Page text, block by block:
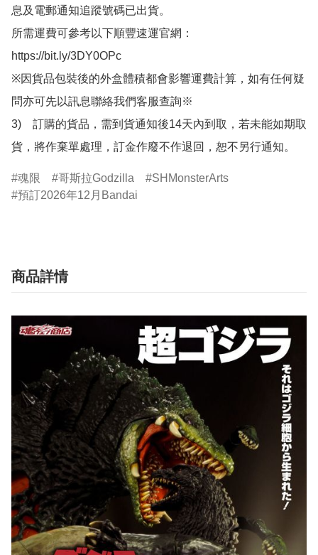
息及電郵通知追蹤號碼已出貨。
所需運費可參考以下順豐速運官網：
https://bit.ly/3DY0OPc
※因貨品包裝後的外盒體積都會影響運費計算，如有任何疑
問亦可先以訊息聯絡我們客服查詢※
3)　訂購的貨品，需到貨通知後14天內到取，若未能如期取
貨，將作棄單處理，訂金作廢不作退回，恕不另行通知。
魂限 哥斯拉Godzilla
SHMonsterArts
預訂2026年12月Bandai
商品詳情